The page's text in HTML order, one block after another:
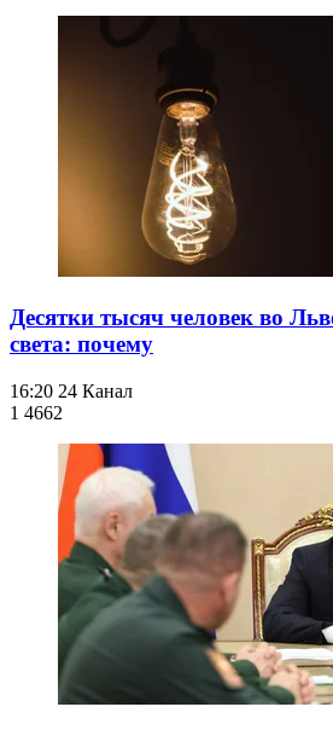
Десятки тысяч человек во
света: почему
16:20 24 Канал
1 4662